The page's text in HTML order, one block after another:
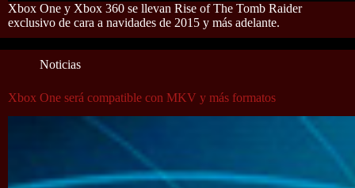
Xbox One y Xbox 360 se llevan Rise of The Tomb Raider
exclusivo de cara a navidades de 2015 y más adelante.
Noticias
Xbox One será compatible con MKV y más formatos